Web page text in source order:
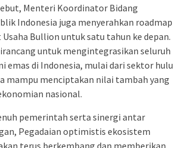
Menteri Koordinator Bidang
Indonesia juga menyerahkan roadmap
Bullion untuk satu tahun ke depan.
untuk mengintegrasikan seluruh
emas di Indonesia, mulai dari sektor hulu
mampu menciptakan nilai tambah yang
nasional.
pemerintah serta sinergi antar
Pegadaian optimistis ekosistem
terus berkembang dan memberikan